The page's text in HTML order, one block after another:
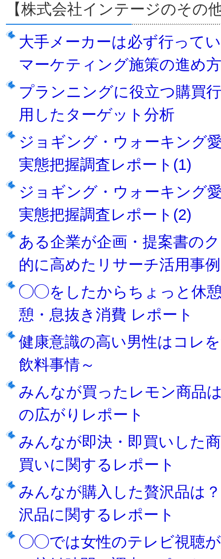
【株式会社インテージのその
大手メーカーは必ず行って
マーケティング施策の進め方
プランニングに役立つ購買
用したターゲット分析
ジョギング・ウォーキング
実態把握調査レポート(1)
ジョギング・ウォーキング
実態把握調査レポート(2)
ある企業が企画・提案書の
的に高めたリサーチ活用事例
◯◯をしたからちょっと休
憩・息抜き消費 レポート
健康意識の高い男性はコレ
飲料事情～
みんなが買ったレモン商品
の広がりレポート
みんなが即決・即買いした
買いに関するレポート
みんなが購入した贅沢品は
沢品に関するレポート
◯◯では女性のテレビ視聴